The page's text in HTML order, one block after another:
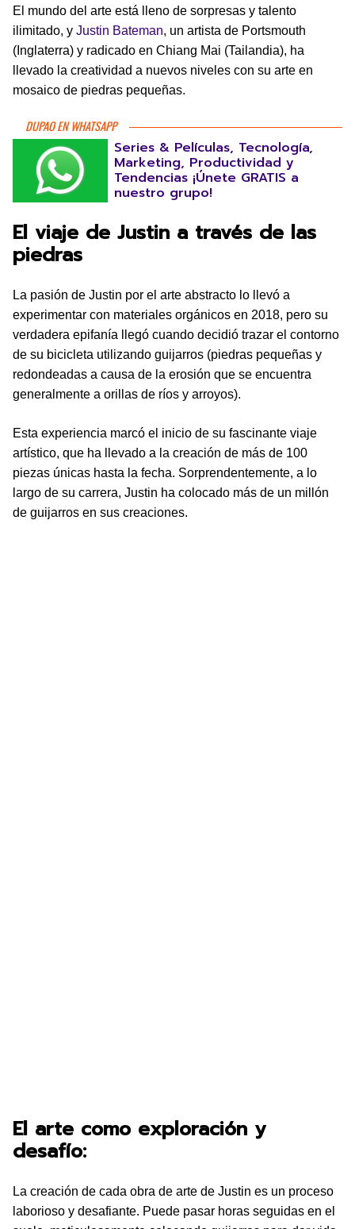
El mundo del arte está lleno de sorpresas y talento
ilimitado, y Justin Bateman, un artista de Portsmouth
(Inglaterra) y radicado en Chiang Mai (Tailandia), ha
llevado la creatividad a nuevos niveles con su arte en
mosaico de piedras pequeñas.
DUPAO EN WHATSAPP
Series & Películas, Tecnología,
Marketing, Productividad y
Tendencias ¡Únete GRATIS a
nuestro grupo!
El viaje de Justin a través de las
piedras
La pasión de Justin por el arte abstracto lo llevó a
experimentar con materiales orgánicos en 2018, pero su
verdadera epifanía llegó cuando decidió trazar el contorno
de su bicicleta utilizando guijarros (piedras pequeñas y
redondeadas a causa de la erosión que se encuentra
generalmente a orillas de ríos y arroyos).
Esta experiencia marcó el inicio de su fascinante viaje
artístico, que ha llevado a la creación de más de 100
piezas únicas hasta la fecha. Sorprendentemente, a lo
largo de su carrera, Justin ha colocado más de un millón
de guijarros en sus creaciones.
El arte como exploración y
desafío:
La creación de cada obra de arte de Justin es un proceso
laborioso y desafiante. Puede pasar horas seguidas en el